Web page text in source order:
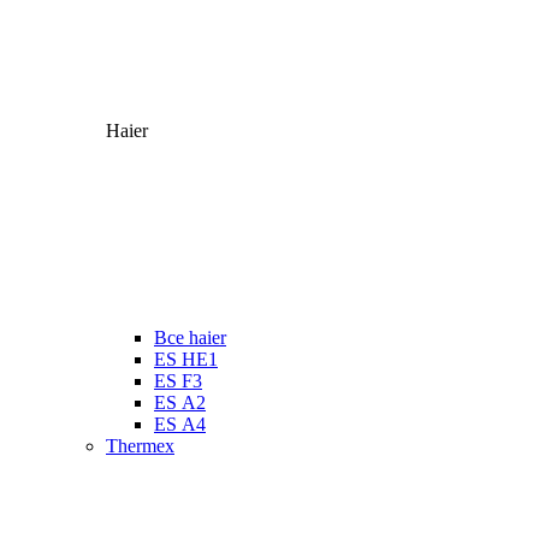
Haier
Все haier
ES HE1
ES F3
ES А2
ES А4
Thermex